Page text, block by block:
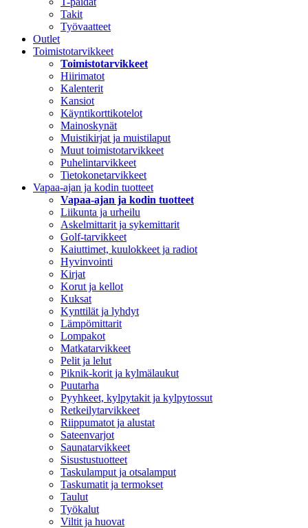
Takit
Työvaatteet
Outlet
Toimistotarvikkeet
Toimistotarvikkeet
Hiirimatot
Kalenterit
Kansiot
Käyntikorttikotelot
Mainoskynät
Muistikirjat ja muistilaput
Muut toimistotarvikkeet
Puhelintarvikkeet
Tietokonetarvikkeet
Vapaa-ajan ja kodin tuotteet
Vapaa-ajan ja kodin tuotteet
Liikunta ja urheilu
Askelmittarit ja sykemittarit
Golf-tarvikkeet
Kaiuttimet, kuulokkeet ja radiot
Hyvinvointi
Kirjat
Korut ja kellot
Kuksat
Kynttilät ja lyhdyt
Lämpömittarit
Lompakot
Matkatarvikkeet
Pelit ja lelut
Piknik-korit ja kylmälaukut
Puutarha
Pyyhkeet, kylpytakit ja kylpytossut
Retkeilytarvikkeet
Riippumatot ja alustat
Sateenvarjot
Saunatarvikkeet
Sisustustuotteet
Taskulamput ja otsalamput
Taskumatit ja termokset
Taulut
Työkalut
Viltit ja huovat